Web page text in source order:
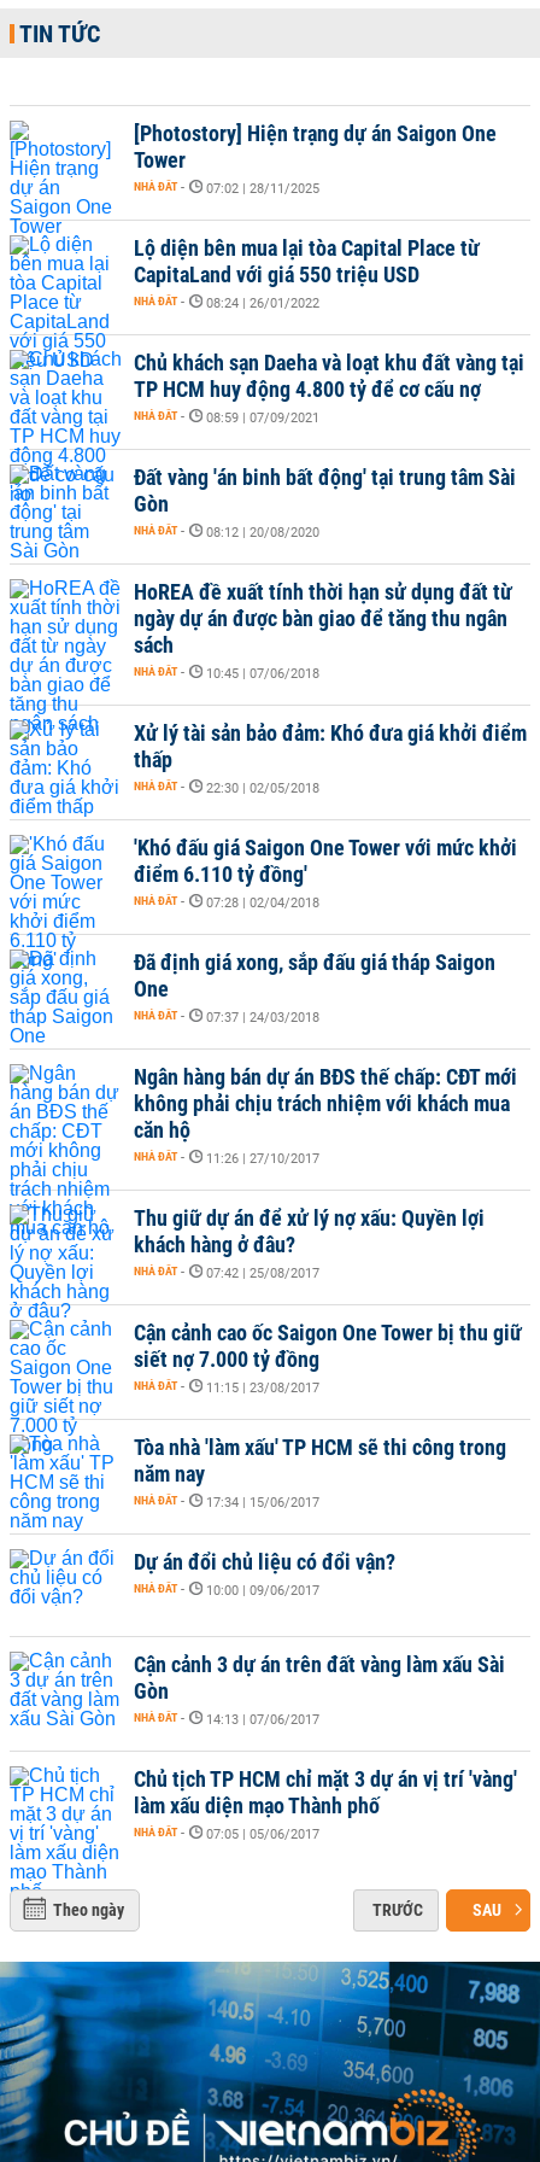
TIN TỨC
[Photostory] Hiện trạng dự án Saigon One
Tower
NHÀ ĐẤT - 07:02 | 28/11/2025
Lộ diện bên mua lại tòa Capital Place từ
CapitaLand với giá 550 triệu USD
NHÀ ĐẤT - 08:24 | 26/01/2022
Chủ khách sạn Daeha và loạt khu đất vàng tại
TP HCM huy động 4.800 tỷ để cơ cấu nợ
NHÀ ĐẤT - 08:59 | 07/09/2021
Đất vàng 'án binh bất động' tại trung tâm Sài
Gòn
NHÀ ĐẤT - 08:12 | 20/08/2020
HoREA đề xuất tính thời hạn sử dụng đất từ
ngày dự án được bàn giao để tăng thu ngân
sách
NHÀ ĐẤT - 10:45 | 07/06/2018
Xử lý tài sản bảo đảm: Khó đưa giá khởi điểm
thấp
NHÀ ĐẤT - 22:30 | 02/05/2018
'Khó đấu giá Saigon One Tower với mức khởi
điểm 6.110 tỷ đồng'
NHÀ ĐẤT - 07:28 | 02/04/2018
Đã định giá xong, sắp đấu giá tháp Saigon
One
NHÀ ĐẤT - 07:37 | 24/03/2018
Ngân hàng bán dự án BĐS thế chấp: CĐT mới
không phải chịu trách nhiệm với khách mua
căn hộ
NHÀ ĐẤT - 11:26 | 27/10/2017
Thu giữ dự án để xử lý nợ xấu: Quyền lợi
khách hàng ở đâu?
NHÀ ĐẤT - 07:42 | 25/08/2017
Cận cảnh cao ốc Saigon One Tower bị thu giữ
siết nợ 7.000 tỷ đồng
NHÀ ĐẤT - 11:15 | 23/08/2017
Tòa nhà 'làm xấu' TP HCM sẽ thi công trong
năm nay
NHÀ ĐẤT - 17:34 | 15/06/2017
Dự án đổi chủ liệu có đổi vận?
NHÀ ĐẤT - 10:00 | 09/06/2017
Cận cảnh 3 dự án trên đất vàng làm xấu Sài
Gòn
NHÀ ĐẤT - 14:13 | 07/06/2017
Chủ tịch TP HCM chỉ mặt 3 dự án vị trí 'vàng'
làm xấu diện mạo Thành phố
NHÀ ĐẤT - 07:05 | 05/06/2017
Theo ngày TRƯỚC SAU